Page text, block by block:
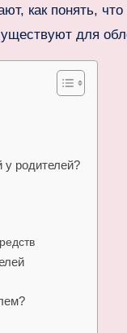
как понять,
для
родителей?